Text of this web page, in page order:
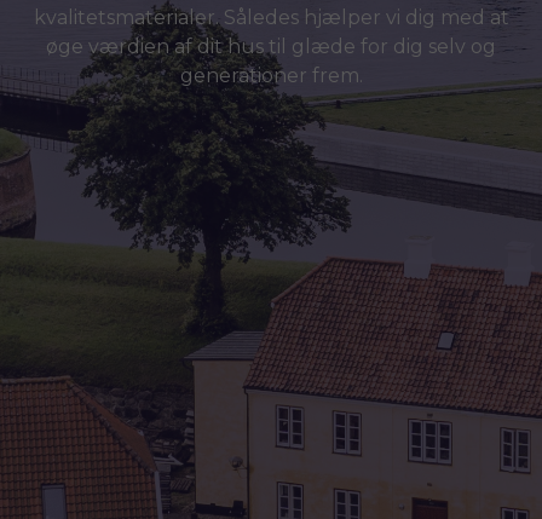
kvalitetsmaterialer. Således hjælper vi dig med at
øge værdien af dit hus til glæde for dig selv og
generationer frem.